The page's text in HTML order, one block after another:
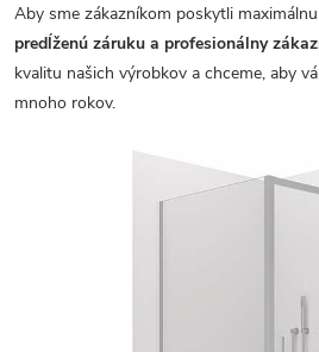
Aby sme zákazníkom poskytli
predĺženú záruku a profesionálny
kvalitu našich výrobkov a chceme, aby
mnoho rokov.